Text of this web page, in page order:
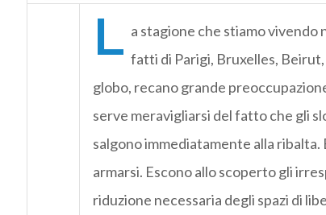
L a stagione che stiamo vivendo
fatti di Parigi, Bruxelles,
globo, recano grande
serve meravigliarsi del fatto che gli
salgono immediatamente alla ribalta.
armarsi. Escono allo scoperto gli
riduzione necessaria degli spazi di